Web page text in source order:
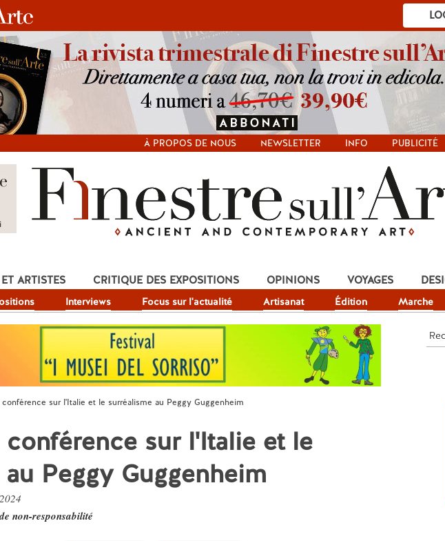
À PROPOS DE NOUS NEWSLETTER INFO PUBLICITÉ
Interviews Focus sur l'actualité Artisanat Édition Marche
ARTISTES CRITIQUE DES EXPOSITIONS OPINIONS VOYAGES
sur l'Italie et le surréalisme au Peggy Guggenheim
conférence sur l'Italie et le
Peggy Guggenheim
non-responsabilité